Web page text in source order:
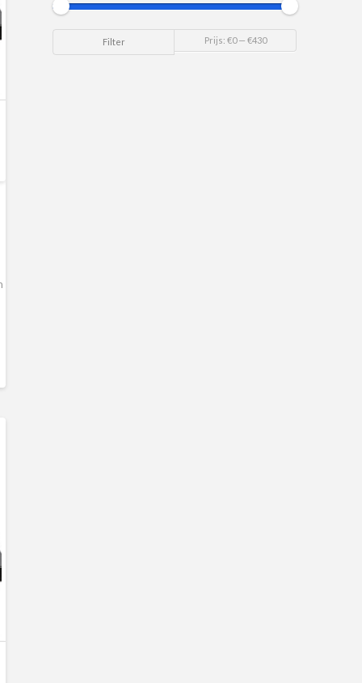
prijs
prijs
Filter Prijs: €0— €430